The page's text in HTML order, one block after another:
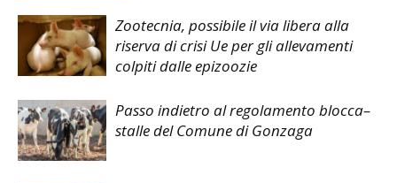
Zootecnia, possibile il via libera alla
riserva di crisi Ue per gli allevamenti
colpiti dalle epizoozie
Passo indietro al regolamento blocca–
stalle del Comune di Gonzaga